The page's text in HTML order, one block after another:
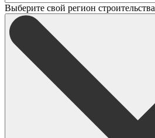
Выберите свой регион строительства